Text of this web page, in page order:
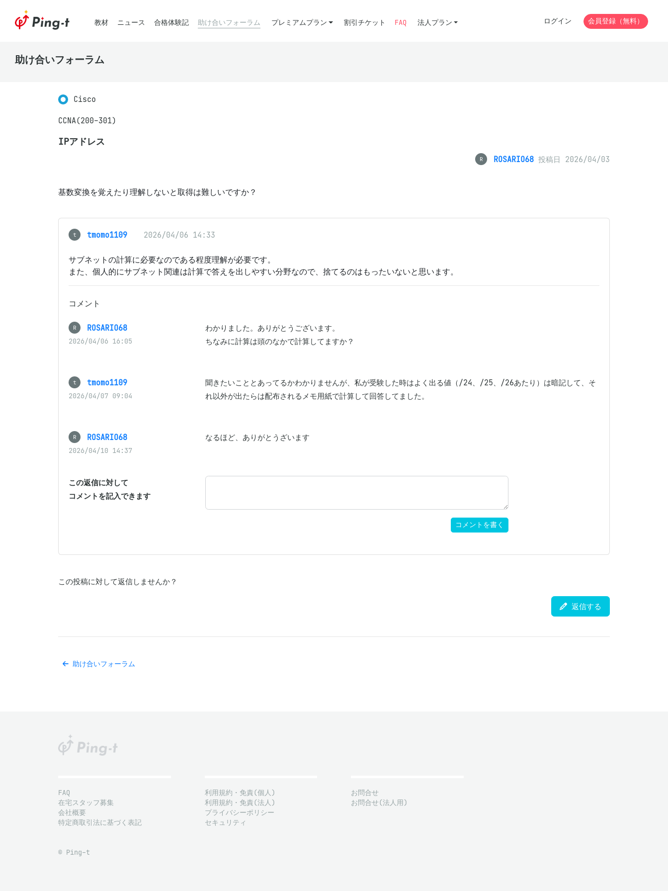
教材 ニュース 合格体験記 助け合いフォーラム プレミアムプラン 割引チケット FAQ 法人プラン ログイン 会員登録（無料）
助け合いフォーラム
Cisco
CCNA(200-301)
IPアドレス
R ROSARIO68 投稿日 2026/04/03
基数変換を覚えたり理解しないと取得は難しいですか？
t tmomo1109 2026/04/06 14:33
サブネットの計算に必要なのである程度理解が必要です。
また、個人的にサブネット関連は計算で答えを出しやすい分野なので、捨てるのはもったいないと思います。
コメント
R ROSARIO68
2026/04/06 16:05
わかりました。ありがとうございます。
ちなみに計算は頭のなかで計算してますか？
t tmomo1109
2026/04/07 09:04
聞きたいこととあってるかわかりませんが、私が受験した時はよく出る値（/24、/25、/26あたり）は暗記して、そ
れ以外が出たらは配布されるメモ用紙で計算して回答してました。
R ROSARIO68
2026/04/10 14:37
なるほど、ありがとうざいます
この返信に対して
コメントを記入できます
コメントを書く
この投稿に対して返信しませんか？
返信する
助け合いフォーラム
FAQ
在宅スタッフ募集
会社概要
特定商取引法に基づく表記
利用規約・免責(個人)
利用規約・免責(法人)
プライバシーポリシー
セキュリティ
お問合せ
お問合せ(法人用)
© Ping-t